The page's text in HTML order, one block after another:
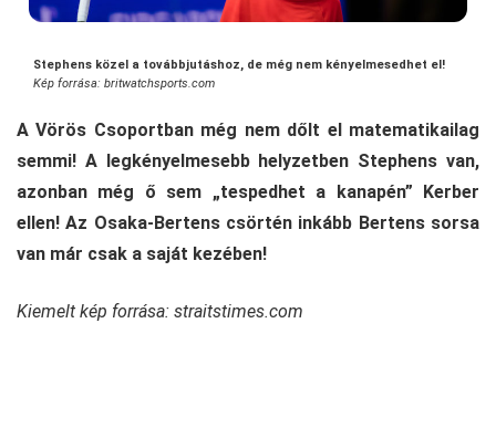
Stephens közel a továbbjutáshoz, de még nem kényelmesedhet el!
Kép forrása: britwatchsports.com
A Vörös Csoportban még nem dőlt el matematikailag
semmi! A legkényelmesebb helyzetben Stephens van,
azonban még ő sem „tespedhet a kanapén” Kerber
ellen! Az Osaka-Bertens csörtén inkább Bertens sorsa
van már csak a saját kezében!
Kiemelt kép forrása: straitstimes.com